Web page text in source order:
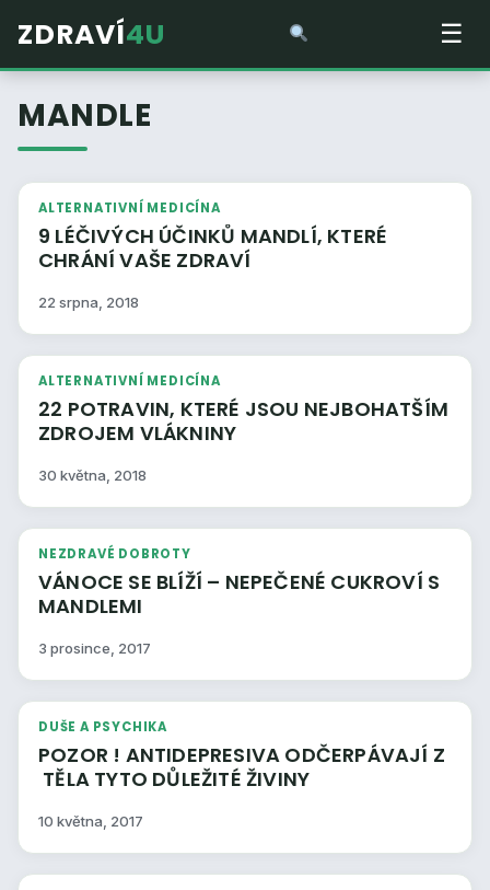
ZDRAVÍ4U ☰
MANDLE
ALTERNATIVNÍ MEDICÍNA
9 LÉČIVÝCH ÚČINKŮ MANDLÍ, KTERÉ
CHRÁNÍ VAŠE ZDRAVÍ
22 srpna, 2018
ALTERNATIVNÍ MEDICÍNA
22 POTRAVIN, KTERÉ JSOU NEJBOHATŠÍM
ZDROJEM VLÁKNINY
30 května, 2018
NEZDRAVÉ DOBROTY
VÁNOCE SE BLÍŽÍ – NEPEČENÉ CUKROVÍ S
MANDLEMI
3 prosince, 2017
DUŠE A PSYCHIKA
POZOR ! ANTIDEPRESIVA ODČERPÁVAJÍ Z
TĚLA TYTO DŮLEŽITÉ ŽIVINY
10 května, 2017